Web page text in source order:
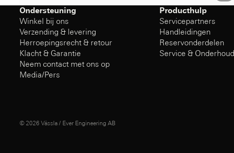
Ondersteuning
Winkel bij ons
Verzending & levering
Herroepingsrecht & retour
Klacht & Garantie
Neem contact met ons op
Media/Pers
Producthulp
Servicepartners
Handleidingen
Reservonderdelen
Service & Onderhoud
© 2026 Vässla / Ever Engineering AB